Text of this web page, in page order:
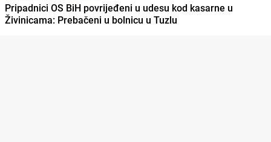
Pripadnici OS BiH povrijeđeni u udesu kod kasarne u
Živinicama: Prebačeni u bolnicu u Tuzlu